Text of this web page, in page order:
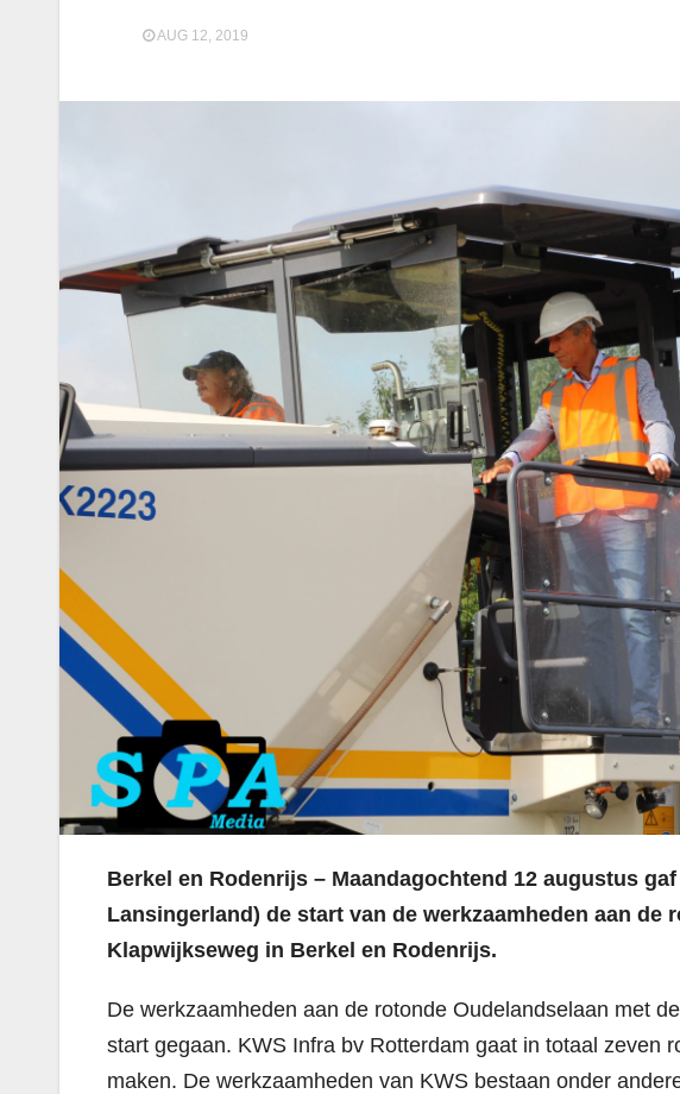
AUG 12, 2019
Berkel en Rodenrijs – Maandagochtend 12 augustus
Lansingerland) de start van de werkzaamheden aan de
Klapwijkseweg in Berkel en Rodenrijs.
De werkzaamheden aan de rotonde Oudelandselaan met
start gegaan. KWS Infra bv Rotterdam gaat in totaal zeven
maken. De werkzaamheden van KWS bestaan onder